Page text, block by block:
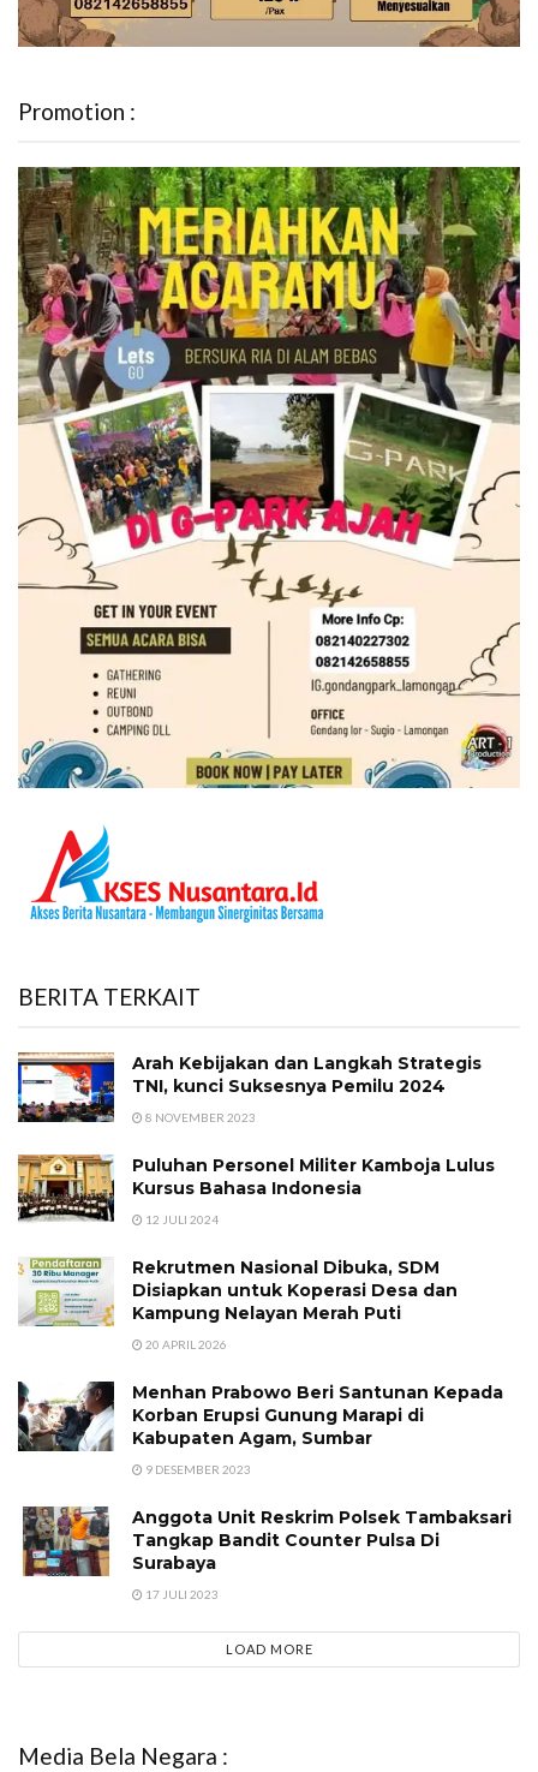
Promotion :
BERITA TERKAIT
Arah Kebijakan dan Langkah Strategis
TNI, kunci Suksesnya Pemilu 2024
8 NOVEMBER 2023
Puluhan Personel Militer Kamboja Lulus
Kursus Bahasa Indonesia
12 JULI 2024
Rekrutmen Nasional Dibuka, SDM
Disiapkan untuk Koperasi Desa dan
Kampung Nelayan Merah Puti
20 APRIL 2026
Menhan Prabowo Beri Santunan Kepada
Korban Erupsi Gunung Marapi di
Kabupaten Agam, Sumbar
9 DESEMBER 2023
Anggota Unit Reskrim Polsek Tambaksari
Tangkap Bandit Counter Pulsa Di
Surabaya
17 JULI 2023
LOAD MORE
Media Bela Negara :